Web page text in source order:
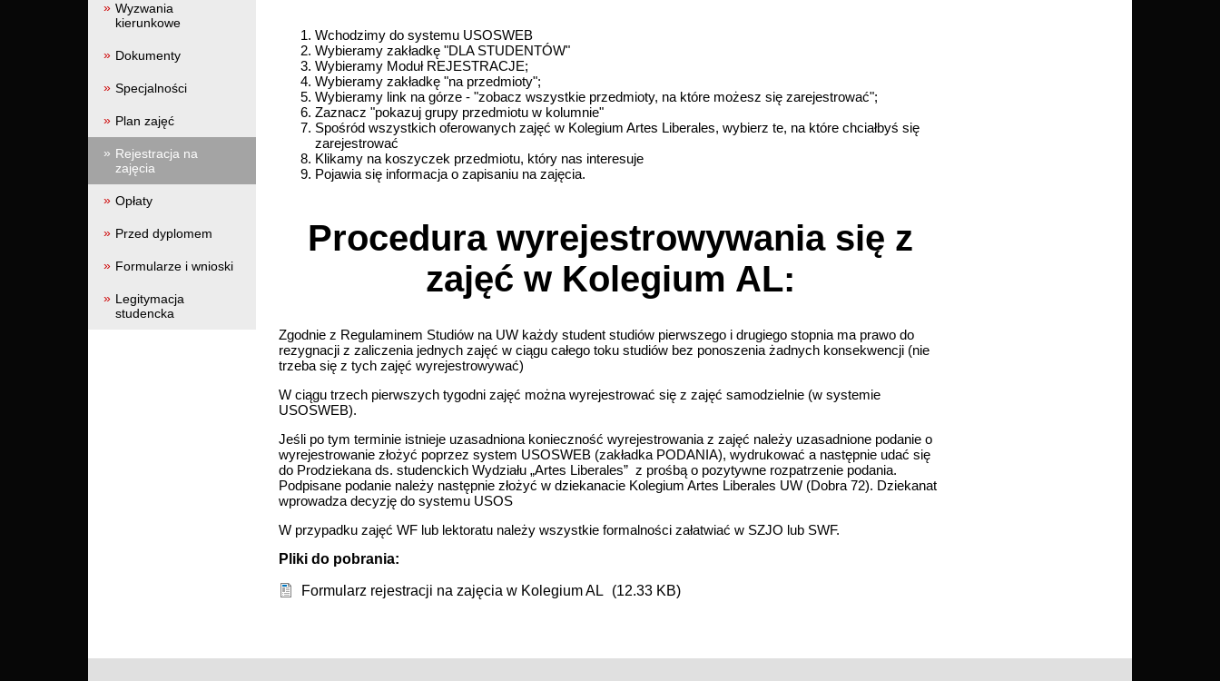
Wyzwania
kierunkowe
Dokumenty
Specjalności
Plan zajęć
Rejestracja na
zajęcia
Opłaty
Przed dyplomem
Formularze i wnioski
Legitymacja
studencka
Wchodzimy do systemu USOSWEB
Wybieramy zakładkę "DLA STUDENTÓW"
Wybieramy Moduł REJESTRACJE;
Wybieramy zakładkę "na przedmioty";
Wybieramy link na górze - "zobacz wszystkie przedmioty, na które możesz się zarejestrować";
Zaznacz "pokazuj grupy przedmiotu w kolumnie"
Spośród wszystkich oferowanych zajęć w Kolegium Artes Liberales, wybierz te, na które chciałbyś się
zarejestrować
Klikamy na koszyczek przedmiotu, który nas interesuje
Pojawia się informacja o zapisaniu na zajęcia.
Procedura wyrejestrowywania się z
zajęć w Kolegium AL:
Zgodnie z Regulaminem Studiów na UW każdy student studiów pierwszego i drugiego stopnia ma prawo do
rezygnacji z zaliczenia jednych zajęć w ciągu całego toku studiów bez ponoszenia żadnych konsekwencji (nie
trzeba się z tych zajęć wyrejestrowywać)
W ciągu trzech pierwszych tygodni zajęć można wyrejestrować się z zajęć samodzielnie (w systemie
USOSWEB).
Jeśli po tym terminie istnieje uzasadniona konieczność wyrejestrowania z zajęć należy uzasadnione podanie o
wyrejestrowanie złożyć poprzez system USOSWEB (zakładka PODANIA), wydrukować a następnie udać się
do Prodziekana ds. studenckich Wydziału „Artes Liberales” z prośbą o pozytywne rozpatrzenie podania.
Podpisane podanie należy następnie złożyć w dziekanacie Kolegium Artes Liberales UW (Dobra 72). Dziekanat
wprowadza decyzję do systemu USOS
W przypadku zajęć WF lub lektoratu należy wszystkie formalności załatwiać w SZJO lub SWF.
Pliki do pobrania:
Formularz rejestracji na zajęcia w Kolegium AL (12.33 KB)